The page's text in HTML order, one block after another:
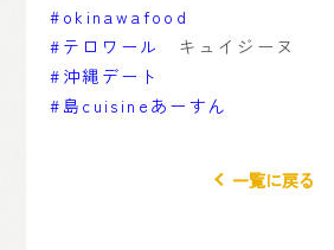
#okinawafood
#テロワール
キュイジーヌ
#沖縄デート
#島cuisineあーすん
一覧に戻る